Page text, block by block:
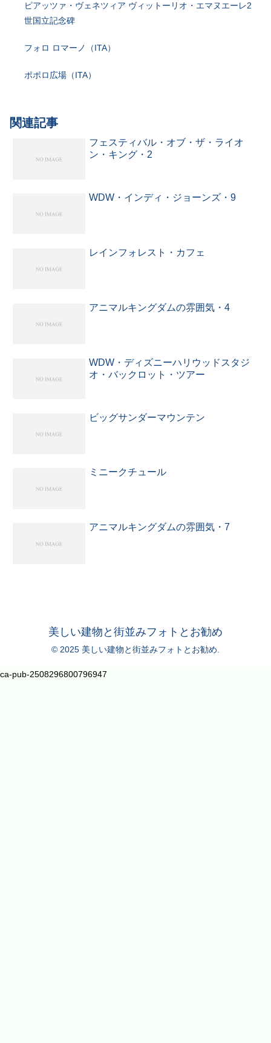
ピアッツァ・ヴェネツィア ヴィットーリオ・エマヌエーレ2
世国立記念碑
フォロ ロマーノ（ITA）
ポポロ広場（ITA）
関連記事
フェスティバル・オブ・ザ・ライオ
ン・キング・2
WDW・インディ・ジョーンズ・9
レインフォレスト・カフェ
アニマルキングダムの雰囲気・4
WDW・ディズニーハリウッドスタジ
オ・バックロット・ツアー
ビッグサンダーマウンテン
ミニークチュール
アニマルキングダムの雰囲気・7
美しい建物と街並みフォトとお勧め
© 2025 美しい建物と街並みフォトとお勧め.
ca-pub-2508296800796947